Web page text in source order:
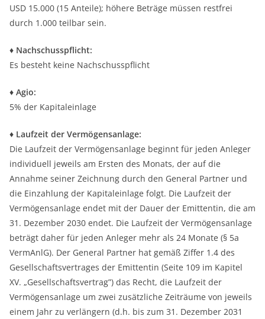
USD 15.000 (15 Anteile); höhere Beträge müssen restfrei
durch 1.000 teilbar sein.
♦ Nachschusspflicht:
Es besteht keine Nachschusspflicht
♦ Agio:
5% der Kapitaleinlage
♦ Laufzeit der Vermögensanlage:
Die Laufzeit der Vermögensanlage beginnt für jeden Anleger
individuell jeweils am Ersten des Monats, der auf die
Annahme seiner Zeichnung durch den General Partner und
die Einzahlung der Kapitaleinlage folgt. Die Laufzeit der
Vermögensanlage endet mit der Dauer der Emittentin, die am
31. Dezember 2030 endet. Die Laufzeit der Vermögensanlage
beträgt daher für jeden Anleger mehr als 24 Monate (§ 5a
VermAnlG). Der General Partner hat gemäß Ziffer 1.4 des
Gesellschaftsvertrages der Emittentin (Seite 109 im Kapitel
XV. „Gesellschaftsvertrag”) das Recht, die Laufzeit der
Vermögensanlage um zwei zusätzliche Zeiträume von jeweils
einem Jahr zu verlängern (d.h. bis zum 31. Dezember 2031